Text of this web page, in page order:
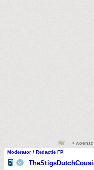
•
Moderator / Redactie FP